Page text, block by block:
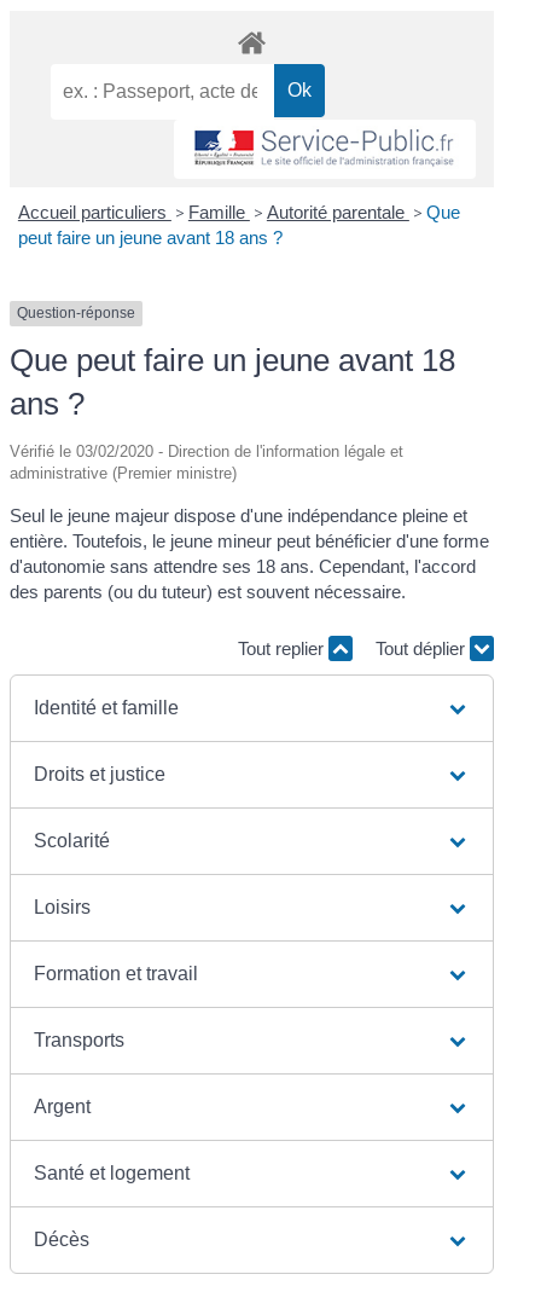
Accueil particuliers > Famille > Autorité parentale > Que
peut faire un jeune avant 18 ans ?
Question-réponse
Que peut faire un jeune avant 18
ans ?
Vérifié le 03/02/2020 - Direction de l'information légale et
administrative (Premier ministre)
Seul le jeune majeur dispose d'une indépendance pleine et
entière. Toutefois, le jeune mineur peut bénéficier d'une forme
d'autonomie sans attendre ses 18 ans. Cependant, l'accord
des parents (ou du tuteur) est souvent nécessaire.
Tout replier Tout déplier
Identité et famille
Droits et justice
Scolarité
Loisirs
Formation et travail
Transports
Argent
Santé et logement
Décès